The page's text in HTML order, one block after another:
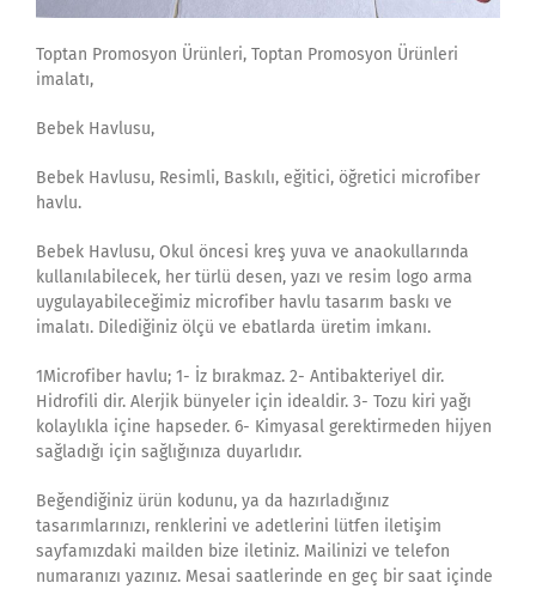
Toptan Promosyon Ürünleri, Toptan Promosyon Ürünleri
imalatı,
Bebek Havlusu,
Bebek Havlusu, Resimli, Baskılı, eğitici, öğretici microfiber
havlu.
Bebek Havlusu, Okul öncesi kreş yuva ve anaokullarında
kullanılabilecek, her türlü desen, yazı ve resim logo arma
uygulayabileceğimiz microfiber havlu tasarım baskı ve
imalatı. Dilediğiniz ölçü ve ebatlarda üretim imkanı.
1Microfiber havlu; 1- İz bırakmaz. 2- Antibakteriyel dir.
Hidrofili dir. Alerjik bünyeler için idealdir. 3- Tozu kiri yağı
kolaylıkla içine hapseder. 6- Kimyasal gerektirmeden hijyen
sağladığı için sağlığınıza duyarlıdır.
Beğendiğiniz ürün kodunu, ya da hazırladığınız
tasarımlarınızı, renklerini ve adetlerini lütfen iletişim
sayfamızdaki mailden bize iletiniz. Mailinizi ve telefon
numaranızı yazınız. Mesai saatlerinde en geç bir saat içinde